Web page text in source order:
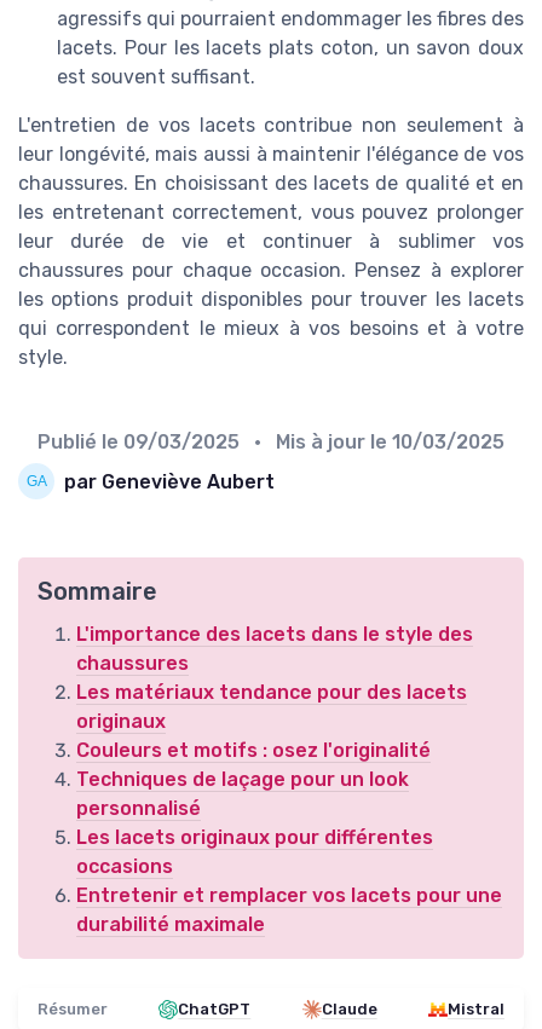
agressifs qui pourraient endommager les fibres des
lacets. Pour les lacets plats coton, un savon doux
est souvent suffisant.
L'entretien de vos lacets contribue non seulement à
leur longévité, mais aussi à maintenir l'élégance de vos
chaussures. En choisissant des lacets de qualité et en
les entretenant correctement, vous pouvez prolonger
leur durée de vie et continuer à sublimer vos
chaussures pour chaque occasion. Pensez à explorer
les options produit disponibles pour trouver les lacets
qui correspondent le mieux à vos besoins et à votre
style.
Publié le 09/03/2025 • Mis à jour le 10/03/2025
par Geneviève Aubert
Sommaire
L'importance des lacets dans le style des
chaussures
Les matériaux tendance pour des lacets
originaux
Couleurs et motifs : osez l'originalité
Techniques de laçage pour un look
personnalisé
Les lacets originaux pour différentes
occasions
Entretenir et remplacer vos lacets pour une
durabilité maximale
Résumer ChatGPT Claude Mistral